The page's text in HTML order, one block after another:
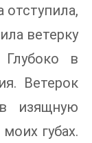
ветерку
в
Ветерок
в изящную
губах.